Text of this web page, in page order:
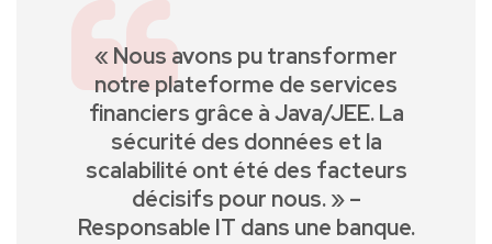
« Nous avons pu transformer
notre plateforme de services
⁣financiers grâce à Java/JEE. La
sécurité des données et la
scalabilité ont été des facteurs
décisifs pour⁣ nous. » –
Responsable IT ⁢dans une ‌banque.